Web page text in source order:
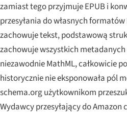
zamiast tego przyjmuje EPUB i
przesyłania do własnych formatów
zachowuje tekst, podstawową
zachowuje wszystkich
niezawodnie MathML, całkowicie
historycznie nie eksponowała pól
schema.org użytkownikom
Wydawcy przesyłający do